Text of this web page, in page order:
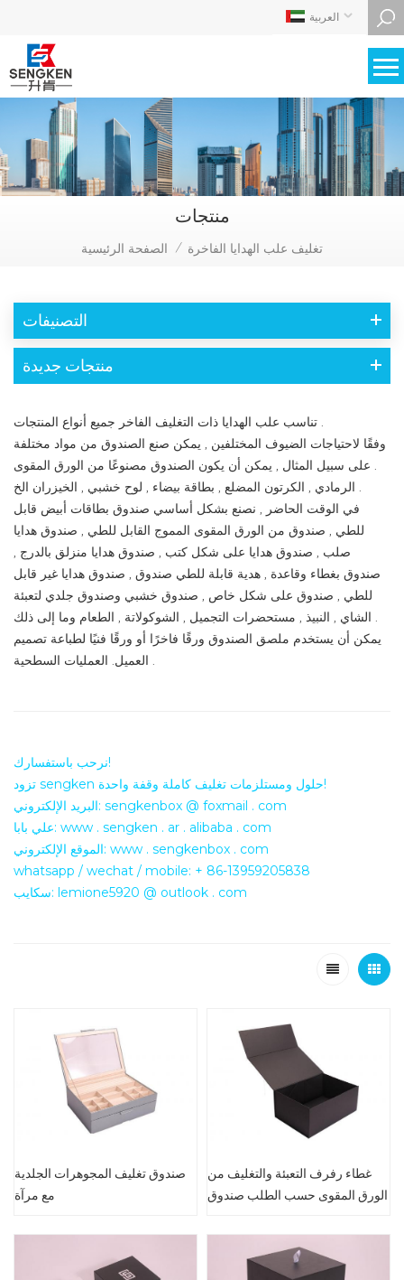
العربية
منتجات
الصفحة الرئيسية / تغليف علب الهدايا الفاخرة
التصنيفات
منتجات جديدة
وفقًا لاحتياجات الضيوف المختلفين , يمكن صنع الصندوق من مواد مختلفة
. على سبيل المثال , يمكن أن يكون الصندوق مصنوعًا من الورق المقوى
في الوقت الحاضر , نصنع بشكل أساسي صندوق بطاقات أبيض قابل
للطي , صندوق من الورق المقوى المموج القابل للطي , صندوق هدايا
صلب , صندوق هدايا على شكل كتب , صندوق هدايا منزلق بالدرج ,
صندوق بغطاء وقاعدة , هدية قابلة للطي صندوق , صندوق هدايا غير قابل
للطي , صندوق على شكل خاص , صندوق خشبي وصندوق جلدي لتعبئة
يمكن أن يستخدم ملصق الصندوق ورقًا فاخرًا أو ورقًا فنيًا لطباعة تصميم
نرحب باستفسارك!
تزود sengken حلول ومستلزمات تغليف كاملة وقفة واحدة!
البريد الإلكتروني: sengkenbox @ foxmail . com
علي بابا: www . sengken . ar . alibaba . com
الموقع الإلكتروني: www . sengkenbox . com
whatsapp / wechat / mobile: + 86-13959205838
سكايب: lemione5920 @ outlook . com
صندوق تغليف المجوهرات الجلدية
مع مرآة
غطاء رفرف التعبئة والتغليف من
الورق المقوى حسب الطلب صندوق